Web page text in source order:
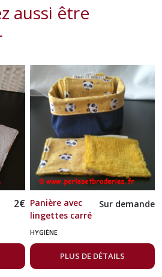
aussi être
2€ Panière avec
lingettes carré
en éponge
moutarde
Sur demande
HYGIÈNE
PLUS DE DÉTAILS